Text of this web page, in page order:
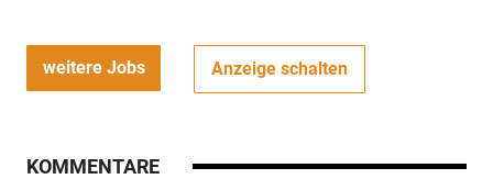
weitere Jobs Anzeige schalten
KOMMENTARE